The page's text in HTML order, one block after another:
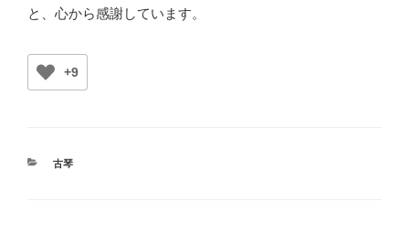
と、心から感謝しています。
+9
カ
古琴